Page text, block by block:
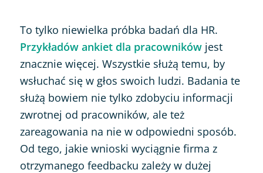
To tylko niewielka próbka badań dla HR.
Przykładów ankiet dla pracownikówjest
znacznie więcej. Wszystkie służą temu, by
wsłuchać się w głos swoich ludzi. Badania te
służą bowiem nie tylko zdobyciu informacji
zwrotnej od pracowników, ale też
zareagowania na nie w odpowiedni sposób.
Od tego, jakie wnioski wyciągnie firma z
otrzymanego feedbacku zależy w dużej